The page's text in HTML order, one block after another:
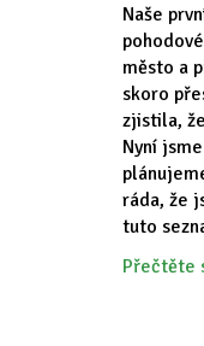
Naše
město a
skoro
zjistila,
Nyní
ráda, že
tuto
Přečtěte